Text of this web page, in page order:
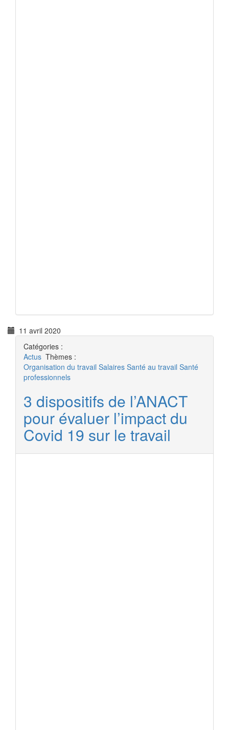
11 avril 2020
Catégories :
Actus Thèmes :
Organisation du travail Salaires Santé au travail Santé
professionnels
3 dispositifs de l’ANACT
pour évaluer l’impact du
Covid 19 sur le travail